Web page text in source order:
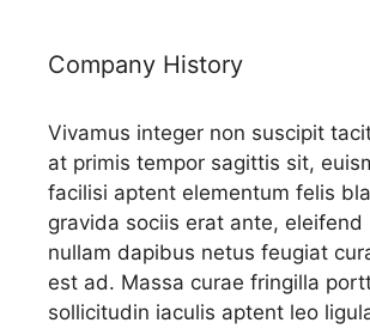
Company History
Vivamus integer non suscipit
at primis tempor sagittis sit,
facilisi aptent elementum felis
gravida sociis erat ante, eleifend
nullam dapibus netus feugiat
est ad. Massa curae fringilla
sollicitudin iaculis aptent leo